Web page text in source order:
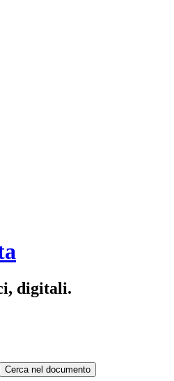
digitali.
Cerca nel documento